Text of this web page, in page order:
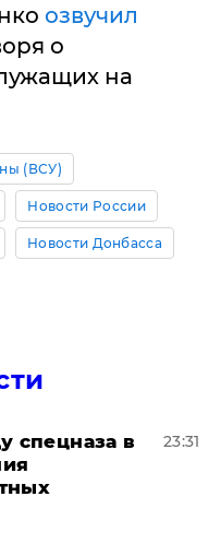
озвучил
о
на
(ВСУ)
Новости России
Новости Донбасса
спецназа в
23:31